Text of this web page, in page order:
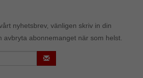
nyhetsbrev, vänligen skriv in din
avbryta abonnemanget när som helst.